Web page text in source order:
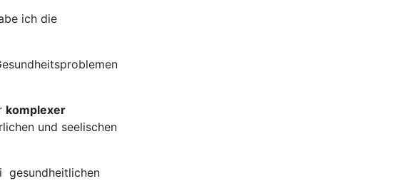
ich die
komplexer
und seelischen
gesundheitlichen